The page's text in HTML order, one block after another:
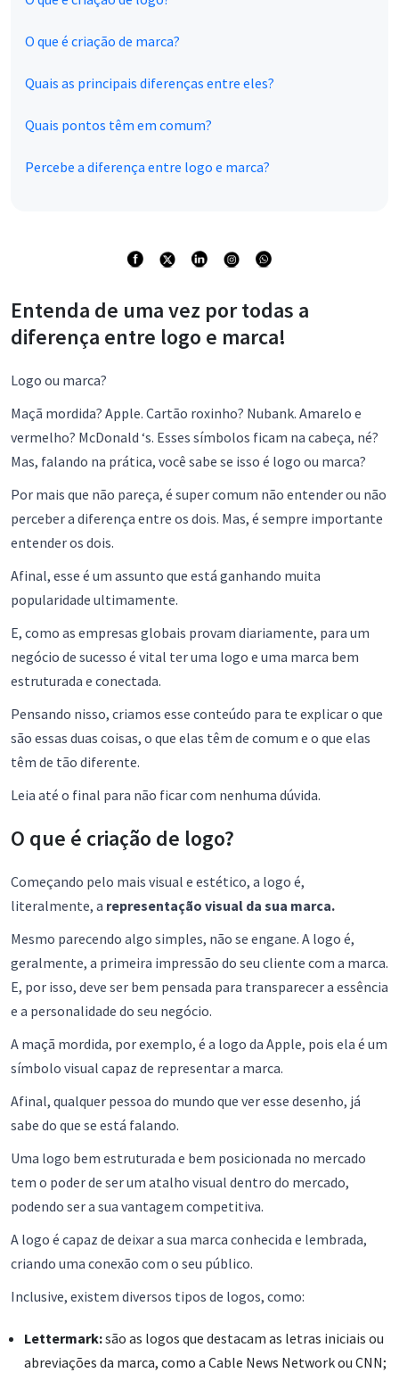
O que é criação de marca?
Quais as principais diferenças entre eles?
Quais pontos têm em comum?
Percebe a diferença entre logo e marca?
Entenda de uma vez por todas a
diferença entre logo e marca!
Logo ou marca?
Maçã mordida? Apple. Cartão roxinho? Nubank. Amarelo e
vermelho? McDonald ‘s. Esses símbolos ficam na cabeça, né?
Mas, falando na prática, você sabe se isso é logo ou marca?
Por mais que não pareça, é super comum não entender ou não
perceber a diferença entre os dois. Mas, é sempre importante
entender os dois.
Afinal, esse é um assunto que está ganhando muita
popularidade ultimamente.
E, como as empresas globais provam diariamente, para um
negócio de sucesso é vital ter uma logo e uma marca bem
estruturada e conectada.
Pensando nisso, criamos esse conteúdo para te explicar o que
são essas duas coisas, o que elas têm de comum e o que elas
têm de tão diferente.
Leia até o final para não ficar com nenhuma dúvida.
O que é criação de logo?
Começando pelo mais visual e estético, a logo é,
literalmente, a representação visual da sua marca.
Mesmo parecendo algo simples, não se engane. A logo é,
geralmente, a primeira impressão do seu cliente com a marca.
E, por isso, deve ser bem pensada para transparecer a essência
e a personalidade do seu negócio.
A maçã mordida, por exemplo, é a logo da Apple, pois ela é um
símbolo visual capaz de representar a marca.
Afinal, qualquer pessoa do mundo que ver esse desenho, já
sabe do que se está falando.
Uma logo bem estruturada e bem posicionada no mercado
tem o poder de ser um atalho visual dentro do mercado,
podendo ser a sua vantagem competitiva.
A logo é capaz de deixar a sua marca conhecida e lembrada,
criando uma conexão com o seu público.
Inclusive, existem diversos tipos de logos, como:
Lettermark:são as logos que destacam as letras iniciais ou
abreviações da marca, como a Cable News Network ou CNN;